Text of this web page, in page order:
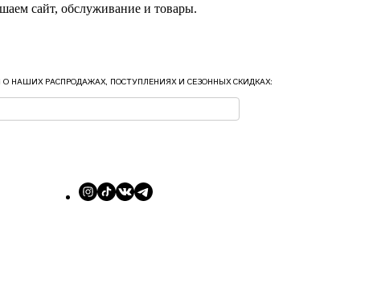
сайт, обслуживание и товары.
О НАШИХ РАСПРОДАЖАХ, ПОСТУПЛЕНИЯХ И СЕЗОННЫХ СКИДКАХ: